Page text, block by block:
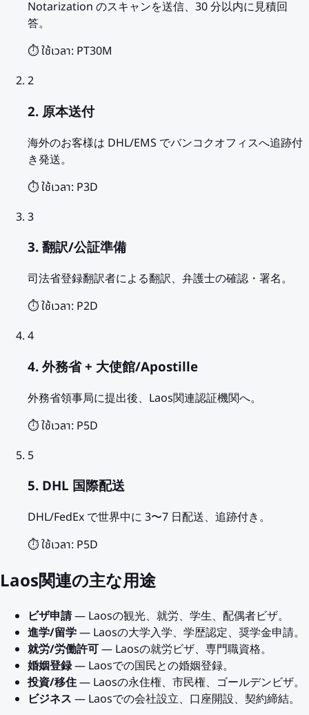
Notarization のスキャンを送信、30 分以内に見積回
答。
⏱️ ใช้เวลา: PT30M
2
2. 原本送付
海外のお客様は DHL/EMS でバンコクオフィスへ追跡付
き発送。
⏱️ ใช้เวลา: P3D
3
3. 翻訳/公証準備
司法省登録翻訳者による翻訳、弁護士の確認・署名。
⏱️ ใช้เวลา: P2D
4
4. 外務省 + 大使館/Apostille
外務省領事局に提出後、Laos関連認証機関へ。
⏱️ ใช้เวลา: P5D
5
5. DHL 国際配送
DHL/FedEx で世界中に 3〜7 日配送、追跡付き。
⏱️ ใช้เวลา: P5D
Laos関連の主な用途
ビザ申請— Laosの観光、就労、学生、配偶者ビザ。
進学/留学— Laosの大学入学、学歴認定、奨学金申請。
就労/労働許可— Laosの就労ビザ、専門職資格。
婚姻登録— Laosでの国民との婚姻登録。
投資/移住— Laosの永住権、市民権、ゴールデンビザ。
ビジネス — Laosでの会社設立、口座開設、契約締結。